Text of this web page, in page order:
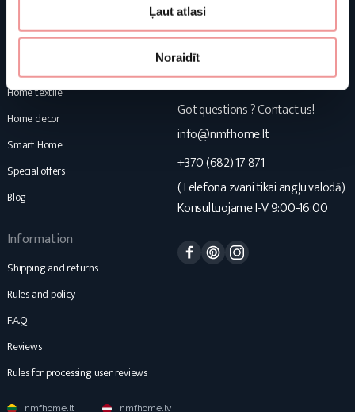
Ļaut atlasi
Noraidīt
Furniture
Home textile
Home decor
Smart Home
Special offers
Blog
Information
Shipping and returns
Rules and policy
F.A.Q.
Reviews
Rules for processing user reviews
J. Basanavičiaus g. 103C
LT-76129 Šiauliai
Lithuania
NMF Home
Got questions ? Contact us!
info@nmfhome.lt
+370 (682) 17 871
(Telefona zvani tikai angļu valodā)
Konsultuojame I-V 9:00-16:00
Facebook
Pinterest
nmfhome.lt nmfhome.lv